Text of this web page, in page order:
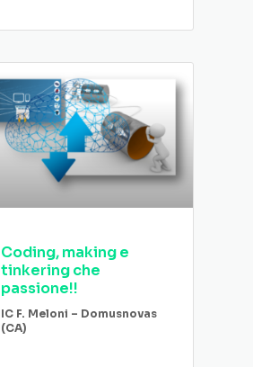
Coding, making e
tinkering che
passione!!
IC F. Meloni – Domusnovas
(CA)